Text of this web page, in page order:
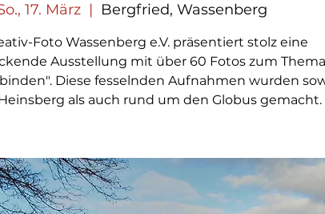
17. März
  |
Bergfried, Wassenberg
Foto Wassenberg e.V. präsentiert stolz eine
Ausstellung mit über 60 Fotos zum Thema
Diese fesselnden Aufnahmen wurden
als auch rund um den Globus gemacht.